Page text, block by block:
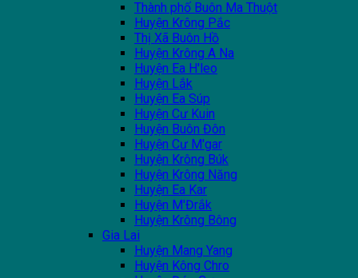
Thành phố Buôn Ma Thuột
Huyện Krông Pắc
Thị Xã Buôn Hồ
Huyện Krông A Na
Huyện Ea H'leo
Huyện Lắk
Huyện Ea Súp
Huyện Cư Kuin
Huyện Buôn Đôn
Huyện Cư M'gar
Huyện Krông Búk
Huyện Krông Năng
Huyện Ea Kar
Huyện M'Đrắk
Huyện Krông Bông
Gia Lai
Huyện Mang Yang
Huyện Kông Chro